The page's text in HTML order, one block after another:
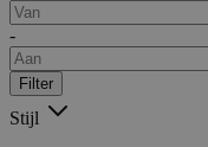
-
Filter
Stijl